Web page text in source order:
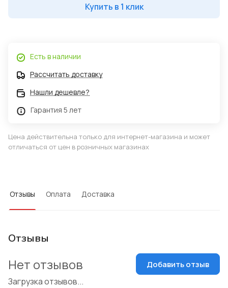
Купить в 1 клик
Есть в наличии
Рассчитать доставку
Нашли дешевле?
Гарантия 5 лет
Цена действительна только для интернет-магазина и может
отличаться от цен в розничных магазинах
Отзывы Оплата Доставка
Отзывы
Загрузка отзывов...
Нет отзывов Добавить отзыв